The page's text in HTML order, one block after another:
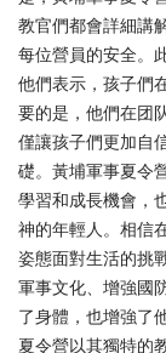
教官們都會詳細講
每位營員的安全。
他們表示，孩子們
要的是，他們在团
僅讓孩子們更加自
礎。黃埔軍事夏令
學習和成長機會，
神的年輕人。相信
姿態面對生活的挑
軍事文化、增強國
了身體，也增強了
夏令營以其獨特的